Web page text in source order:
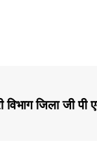
जिला जी पी